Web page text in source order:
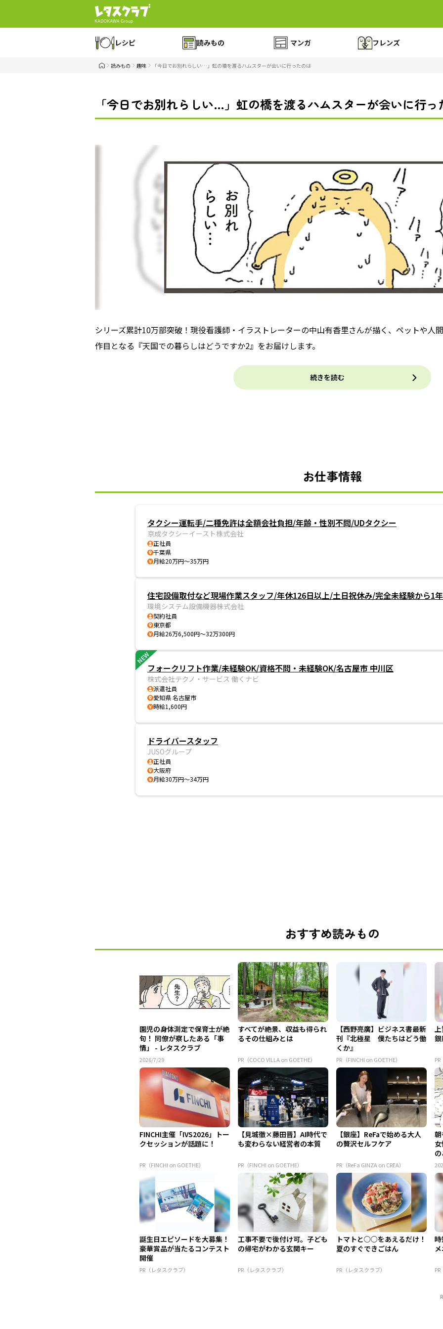
レシピ 読みもの マンガ フレンズ
読みもの 趣味 「今日でお別れらしい…」虹の橋を渡るハムスターが会いに行ったのは
「今日でお別れらしい…」虹の橋を渡るハムスターが会いに行っ
シリーズ累計10万部突破！現役看護師・イラストレーターの中山有香里さんが描く、ペットや人
作目となる『天国での暮らしはどうですか2』をお届けします。
続きを読む
お仕事情報
タクシー運転手/二種免許は全額会社負担/年齢・性別不問/UDタクシー
京成タクシーイースト株式会社
正社員
千葉県
月給20万円～35万円
住宅設備取付など現場作業スタッフ/年休126日以上/土日祝休み/完全未経験から1
環境システム設備機器株式会社
契約社員
東京都
月給26万6,500円～32万300円
NEW
フォークリフト作業/未経験OK/資格不問・未経験OK/名古屋市 中川区
株式会社テクノ・サービス 働くナビ
派遣社員
愛知県 名古屋市
時給1,600円
ドライバースタッフ
JUSOグループ
正社員
大阪府
月給30万円～34万円
おすすめ読みもの
園児の身体測定で保育士が絶
句！ 同僚が察したある「事
情」 - レタスクラブ
2026/7/29
すべてが絶景、収益も得られ
るその仕組みとは
PR（COCO VILLA on GOETHE）
【西野亮廣】ビジネス書最新
刊『北極星 僕たちはどう働
くか』
PR（FINCHI on GOETHE）
銀
PR
FINCHI主催「IVS2026」トー
クセッションが話題に！
PR（FINCHI on GOETHE）
【見城徹×藤田晋】AI時代で
も変わらない経営者の本質
PR（FINCHI on GOETHE）
【銀座】ReFaで始める大人
の贅沢セルフケア
PR（ReFa GINZA on CREA）
誕生日エピソードを大募集！
豪華賞品が当たるコンテスト
開催
PR（レタスクラブ）
工事不要で後付け可。子ども
の帰宅がわかる玄関キー
PR（レタスクラブ）
トマトと○○をあえるだけ！
夏のすぐできごはん
PR（レタスクラブ） PR